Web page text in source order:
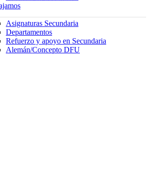
Asignaturas Secundaria
Departamentos
Refuerzo y apoyo en Secundaria
Alemán/Concepto DFU